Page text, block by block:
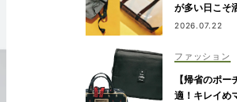
が多い日こそ
かけ名品「ト
2026.07.22
ファッション
【帰省のポ
適！キレイめ